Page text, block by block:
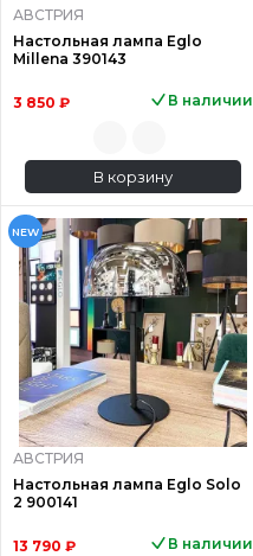
АВСТРИЯ
Настольная лампа Eglo
Millena 390143
3 850 ₽ В наличии
В корзину
NEW
АВСТРИЯ
Настольная лампа Eglo Solo
2 900141
13 790 ₽ В наличии